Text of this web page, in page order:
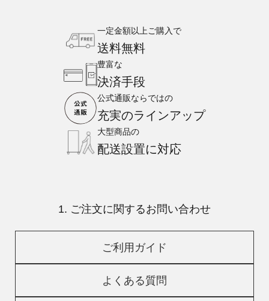
一定金額以上ご購入で
送料無料
豊富な
決済手段
公式通販ならではの
充実のラインアップ
大型商品の
配送設置に対応
1. ご注文に関するお問い合わせ
ご利用ガイド
よくある質問